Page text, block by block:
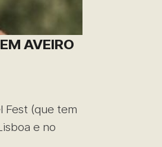
AVEIRO
Fest (que tem
e no